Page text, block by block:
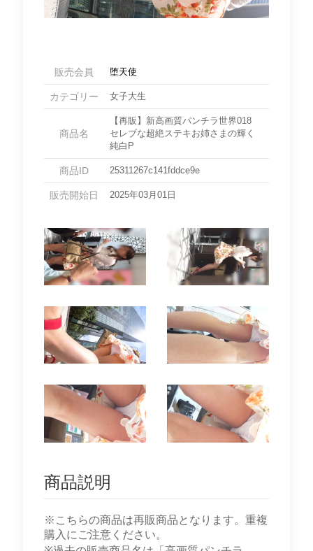
販売会員 堕天使
カテゴリー 女子大生
商品名
【再販】新高画質パンチラ世界018
セレブな超絶ステキお姉さまの輝く
純白P
商品ID 25311267c141fddce9e
販売開始日 2025年03月01日
商品説明
※こちらの商品は再販商品となります。重複
購入にご注意ください。